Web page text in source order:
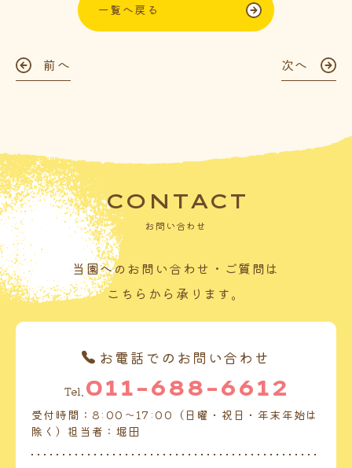
一覧へ戻る
前へ 次へ
CONTACT
お問い合わせ
当園へのお問い合わせ・ご質問は
こちらから承ります。
お電話でのお問い合わせ
Tel. 011-688-6612
受付時間：8:00～17:00（日曜・祝日・年末年始は
除く）担当者：堀田